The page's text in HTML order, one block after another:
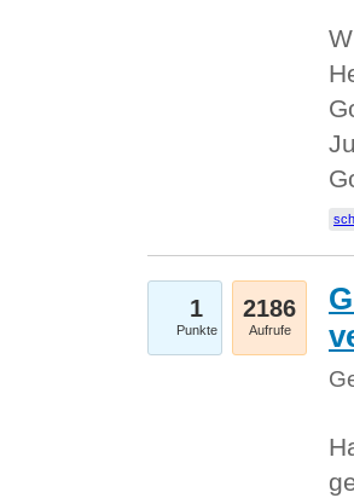
1
Punkte
2186
Aufrufe